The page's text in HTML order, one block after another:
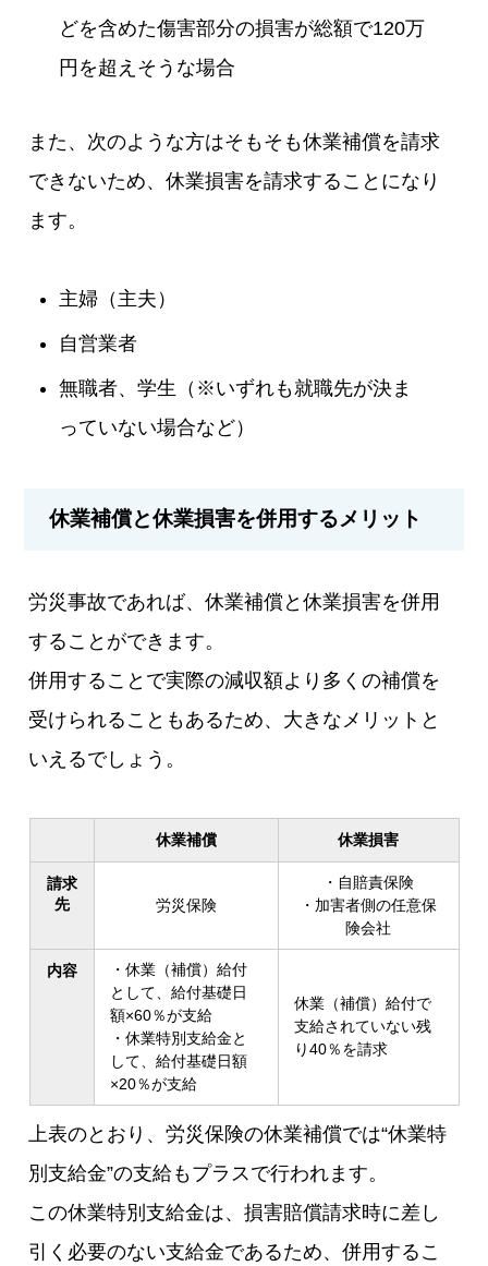
どを含めた傷害部分の損害が総額で120万
円を超えそうな場合
また、次のような方はそもそも休業補償を請求
できないため、休業損害を請求することになり
ます。
主婦（主夫）
自営業者
無職者、学生（※いずれも就職先が決ま
っていない場合など）
休業補償と休業損害を併用するメリット
労災事故であれば、休業補償と休業損害を併用
することができます。
併用することで実際の減収額より多くの補償を
受けられることもあるため、大きなメリットと
いえるでしょう。
休業補償 休業損害
請求
先
労災保険
・自賠責保険
・加害者側の任意保
険会社
内容
・休業（補償）給付
として、給付基礎日
額×60％が支給
・休業特別支給金と
して、給付基礎日額
×20％が支給
休業（補償）給付で
支給されていない残
り40％を請求
上表のとおり、労災保険の休業補償では“休業特
別支給金”の支給もプラスで行われます。
この休業特別支給金は、損害賠償請求時に差し
引く必要のない支給金であるため、併用するこ